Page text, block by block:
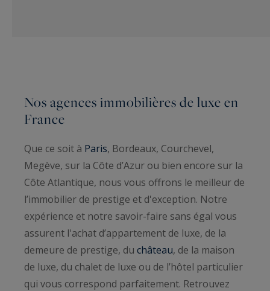
Nos agences immobilières de luxe en
France
Que ce soit à Paris, Bordeaux, Courchevel,
Megève, sur la Côte d’Azur ou bien encore sur la
Côte Atlantique, nous vous offrons le meilleur de
l’immobilier de prestige et d'exception. Notre
expérience et notre savoir-faire sans égal vous
assurent l'achat d’appartement de luxe, de la
demeure de prestige, du château, de la maison
de luxe, du chalet de luxe ou de l’hôtel particulier
qui vous correspond parfaitement. Retrouvez